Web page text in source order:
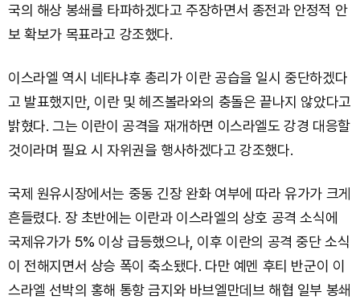
국의 해상 봉쇄를 타파하겠다고 주장하면서 종전과 안정적 안
보 확보가 목표라고 강조했다.
이스라엘 역시 네타냐후 총리가 이란 공습을 일시 중단하겠다
고 발표했지만, 이란 및 헤즈볼라와의 충돌은 끝나지 않았다고
밝혔다. 그는 이란이 공격을 재개하면 이스라엘도 강경 대응할
것이라며 필요 시 자위권을 행사하겠다고 강조했다.
국제 원유시장에서는 중동 긴장 완화 여부에 따라 유가가 크게
흔들렸다. 장 초반에는 이란과 이스라엘의 상호 공격 소식에
국제유가가 5% 이상 급등했으나, 이후 이란의 공격 중단 소식
이 전해지면서 상승 폭이 축소됐다. 다만 예멘 후티 반군이 이
스라엘 선박의 홍해 통항 금지와 바브엘만데브 해협 일부 봉쇄